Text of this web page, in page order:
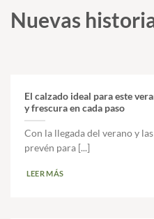
la
tiene
se
Nuevas
El calzado ideal para este
y frescura en cada paso
Con la llegada del verano y
prevén para [...]
LEER MÁS